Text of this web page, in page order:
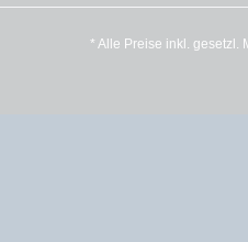
* Alle Preise inkl. gesetzl.